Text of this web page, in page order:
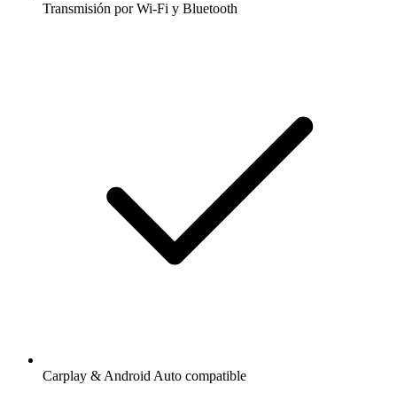
Transmisión por Wi-Fi y Bluetooth
Carplay & Android Auto compatible